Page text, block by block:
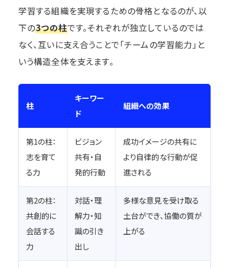
学習する組織を実現するための骨格となるのが、以
下の3つの柱です。それぞれが独立しているのでは
なく、互いに支え合うことで「チームの学習能力」と
いう構造全体を支えます。
柱
キーワー
ド
組織への効果
第1の柱：
志を育て
る力
ビジョン
共有・自
発的行動
成功イメージの共有に
より自律的な行動が促
進される
第2の柱：
共創的に
会話する
力
対話・理
解力・知
識の引き
出し
多様な意見を受け取る
土台ができ、協働の質が
上がる